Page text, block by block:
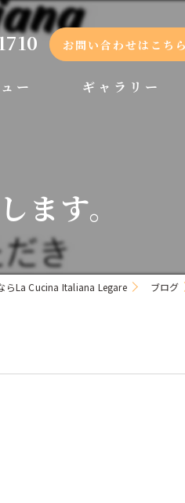
お問い合わせはこちら
ー ギャラリー
す。
らLa Cucina Italiana Legare ブログ